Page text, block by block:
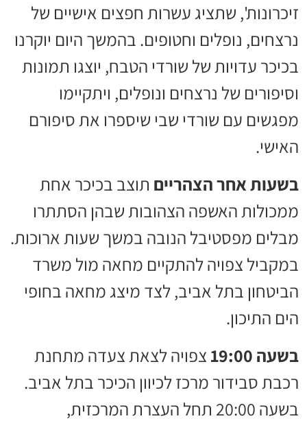
זיכרונות', שתציג עשרות חפצים אישיים של
נרצחים, נופלים וחטופים. בהמשך היום יוקרנו
בכיכר עדויות של שורדי הטבח, יוצגו תמונות
וסיפורים של נרצחים ונופלים, ויתקיימו
מפגשים עם שורדי שבי שיספרו את סיפורם
האישי.
בשעות אחר הצהריים תוצב בכיכר אחת
ממכולות האשפה הצהובות שבהן הסתתרו
מבלים מפסטיבל הנובה במשך שעות ארוכות.
במקביל צפויה להתקיים מחאה מול משרד
הביטחון בתל אביב, לצד מיצג מחאה בחופי
הים התיכון.
בשעה 19:00
צפויה לצאת צעדה מתחנת
רכבת סבידור מרכז לכיוון הכיכר בתל אביב.
בשעה 20:00 תחל העצרת המרכזית,